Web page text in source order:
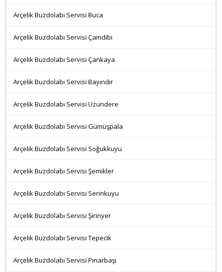
Arçelik Buzdolabı Servisi Buca
Arçelik Buzdolabı Servisi Çamdibi
Arçelik Buzdolabı Servisi Çankaya
Arçelik Buzdolabı Servisi Bayındır
Arçelik Buzdolabı Servisi Uzundere
Arçelik Buzdolabı Servisi Gümüşpala
Arçelik Buzdolabı Servisi Soğukkuyu
Arçelik Buzdolabı Servisi Şemikler
Arçelik Buzdolabı Servisi Serinkuyu
Arçelik Buzdolabı Servisi Şirinyer
Arçelik Buzdolabı Servisi Tepecik
Arçelik Buzdolabı Servisi Pınarbaşı